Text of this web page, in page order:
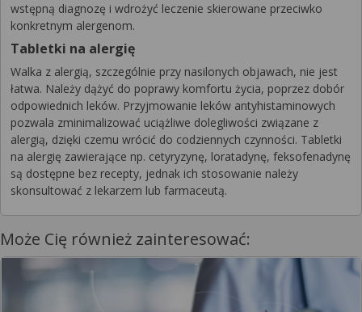
wstępną diagnozę i wdrożyć leczenie skierowane przeciwko
konkretnym alergenom.
Tabletki na alergię
Walka z alergią, szczególnie przy nasilonych objawach, nie jest
łatwa. Należy dążyć do poprawy komfortu życia, poprzez dobór
odpowiednich leków. Przyjmowanie leków antyhistaminowych
pozwala zminimalizować uciążliwe dolegliwości związane z
alergią, dzięki czemu wrócić do codziennych czynności. Tabletki
na alergię zawierające np. cetyryzynę, loratadynę, feksofenadynę
są dostępne bez recepty, jednak ich stosowanie należy
skonsultować z lekarzem lub farmaceutą.
Może Cię również zainteresować: